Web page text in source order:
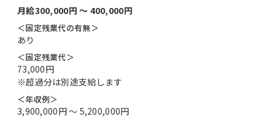
月給300,000円 〜 400,000円
＜固定残業代の有無＞
あり
＜固定残業代＞
73,000円
※超過分は別途支給します
＜年収例＞
3,900,000円 〜 5,200,000円